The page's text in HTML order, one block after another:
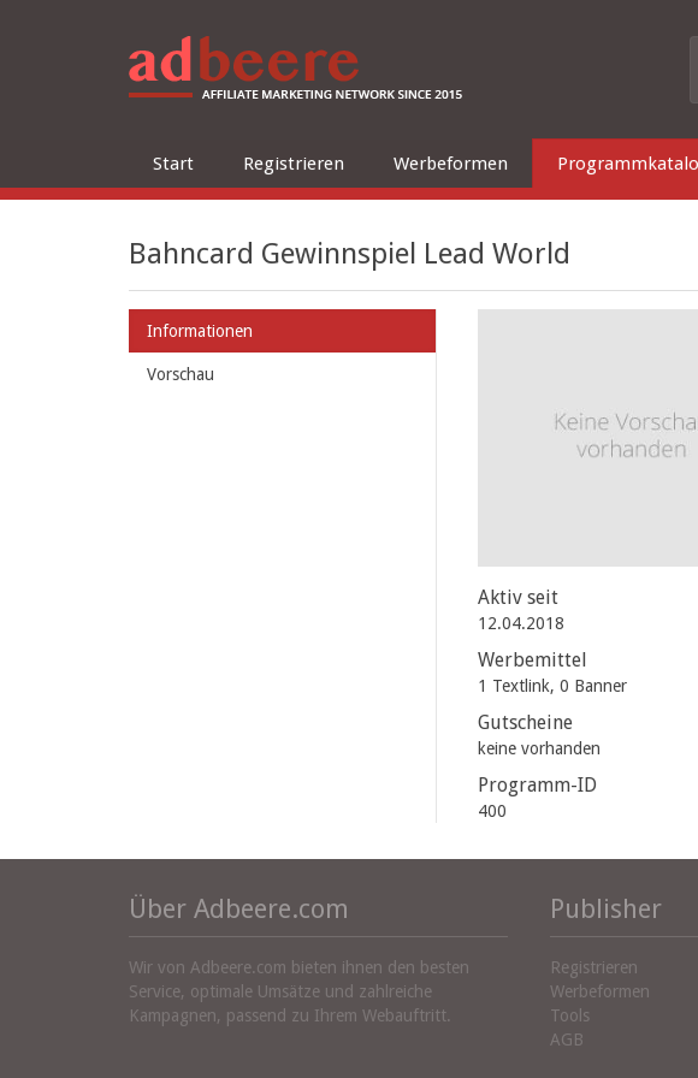
Start Registrieren Werbeformen
Bahncard Gewinnspiel Lead World
Informationen
Vorschau
Aktiv seit
12.04.2018
Werbemittel
1 Textlink, 0 Banner
Gutscheine
keine vorhanden
Programm-ID
400
Über Adbeere.com
Wir von Adbeere.com bieten ihnen den besten
Service, optimale Umsätze und zahlreiche
Kampagnen, passend zu Ihrem Webauftritt.
Publisher
Registrieren
Werbeformen
Tools
AGB